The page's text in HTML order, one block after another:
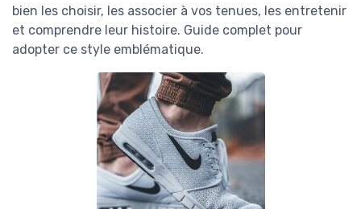
bien les choisir, les associer à vos tenues, les entretenir
et comprendre leur histoire. Guide complet pour
adopter ce style emblématique.